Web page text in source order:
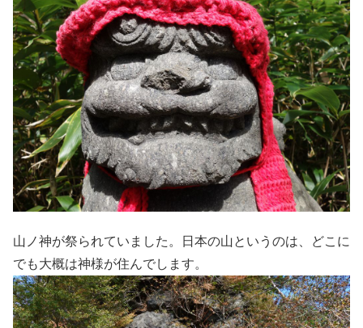
山ノ神が祭られていました。日本の山というのは、どこに
でも大概は神様が住んでします。